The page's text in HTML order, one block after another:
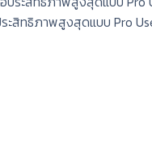
ะสิทธิภาพสูงสุดแบบ Pro